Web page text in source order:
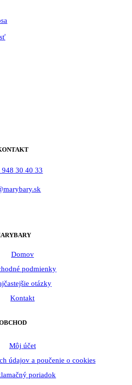
948 30 40 33
Domov
podmienky
otázky
Kontakt
Môj účet
údajov a poučenie o cookies
poriadok